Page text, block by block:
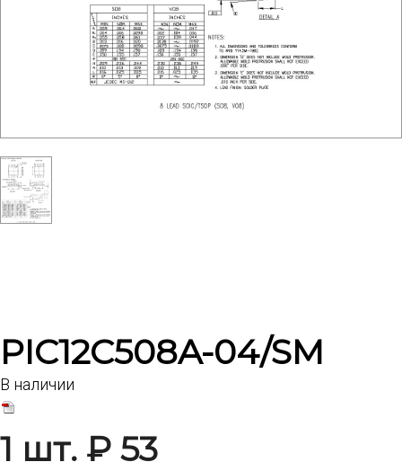
PIC12C508A-04/SM
В наличии
1 шт. ₽ 53